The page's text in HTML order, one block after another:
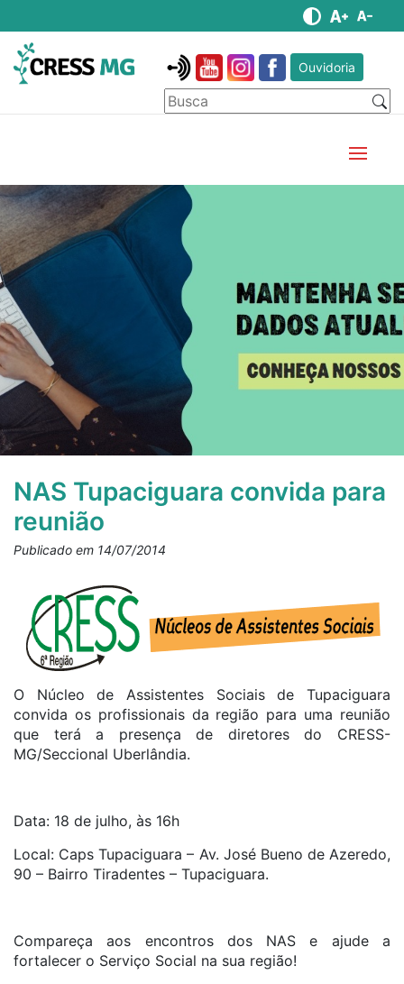
Ouvidoria
NAS Tupaciguara convida para
reunião
Publicado em 14/07/2014
O Núcleo de Assistentes Sociais de Tupaciguara
convida os profissionais da região para uma reunião
que terá a presença de diretores do CRESS-
MG/Seccional Uberlândia.
Data: 18 de julho, às 16h
Local: Caps Tupaciguara – Av. José Bueno de Azeredo,
90 – Bairro Tiradentes – Tupaciguara.
Compareça aos encontros dos NAS e ajude a
fortalecer o Serviço Social na sua região!